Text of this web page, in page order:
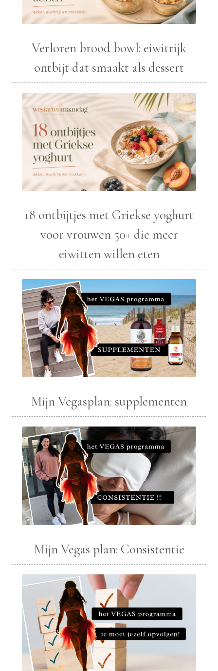
Verloren brood bowl: eiwitrijk
ontbijt dat smaakt als dessert
18 ontbijtjes met Griekse yoghurt
voor vrouwen 50+ die meer
eiwitten willen eten
Mijn Vegasplan: supplementen
Mijn Vegas plan: Consistentie